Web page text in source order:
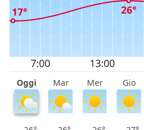
Oggi Mar Mer Gio